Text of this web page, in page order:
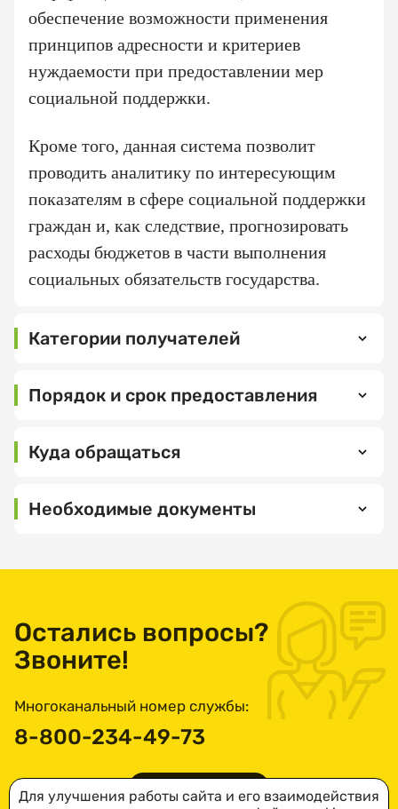
обеспечение возможности применения
принципов адресности и критериев
нуждаемости при предоставлении мер
социальной поддержки.
Кроме того, данная система позволит
проводить аналитику по интересующим
показателям в сфере социальной поддержки
граждан и, как следствие, прогнозировать
расходы бюджетов в части выполнения
социальных обязательств государства.
Категории получателей
Порядок и срок предоставления
Куда обращаться
гражданину
полную
о
мерах
поддержки,
положенных
по
Необходимые документы
Остались вопросы?
Звоните!
Многоканальный номер службы:
8-800-234-49-73
ПОДРОБНЕЕ
Электронная
Ваш
номер
Выберите
Выберите
посещения
на обработку
и хранение
МНЕ ВСЕ
ПОНЯТНО
Для улучшения работы сайта и его взаимодействия